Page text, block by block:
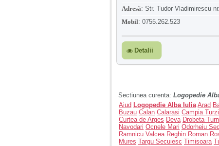
Adresă: Str. Tudor Vladimirescu
Mobil: 0755.262.523
Detalii
Sectiunea curenta: Logopedie
Aiud Logopedie Alba Iulia Arad
Buzau Calan Calarasi Campia
Curtea de Arges Deva Drobeta-
Navodari Ocnele Mari Odorheiu
Ramnicu Valcea Reghin Roman
Mures Targu Secuiesc Timisoara